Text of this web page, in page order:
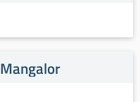
Mangalor